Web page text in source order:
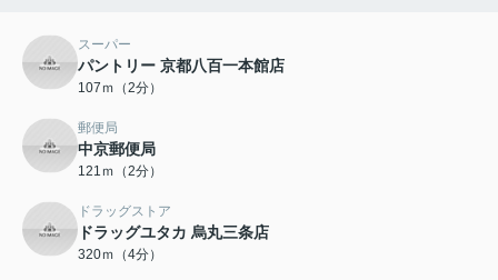
スーパー
パントリー 京都八百一本館店
107ｍ（2分）
郵便局
中京郵便局
121ｍ（2分）
ドラッグストア
ドラッグユタカ 烏丸三条店
320ｍ（4分）